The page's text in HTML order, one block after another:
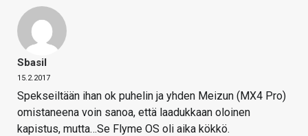
Sbasil
15.2.2017
Spekseiltään ihan ok puhelin ja yhden Meizun (MX4 Pro)
omistaneena voin sanoa, että laadukkaan oloinen
kapistus, mutta…Se Flyme OS oli aika kökkö.